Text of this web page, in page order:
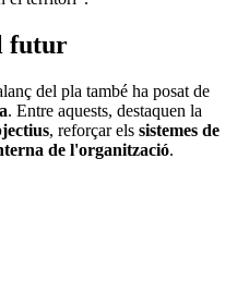
futur
del pla també ha posat de
. Entre aquests, destaquen la
, reforçar els sistemes de
de l'organització.